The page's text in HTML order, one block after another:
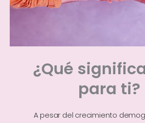
¿Qué
para ti?
A pesar del crecimiento